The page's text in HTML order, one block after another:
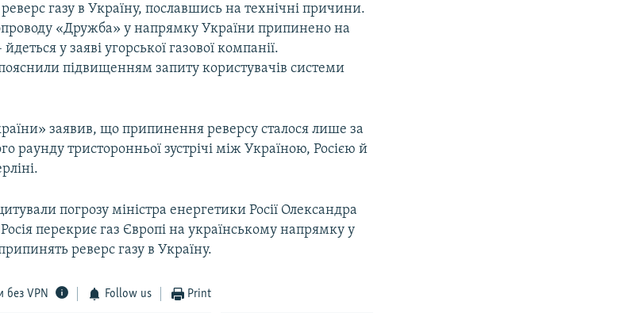
газу в Україну, пославшись на технічні причини.
«Дружба» у напрямку України припинено на
у заяві угорської газової компанії.
підвищенням запиту користувачів системи
заявив, що припинення реверсу сталося лише за
раунду тристоронньої зустрічі між Україною, Росією й
погрозу міністра енергетики Росії Олександра
перекриє газ Європі на українському напрямку у
реверс газу в Україну.
без VPN Follow us Print